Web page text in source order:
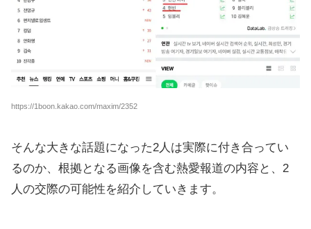
https://1boon.kakao.com/maxim/2352
そんな大きな話題になった2人は実際に付き合ってい
るのか、根拠となる画像を含む熱愛報道の内容と、2
人の交際の可能性を紹介していきます。